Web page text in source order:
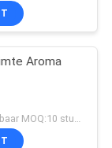
Aroma
Onderhandelbaar MOQ:10 stukken